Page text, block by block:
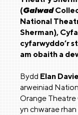
(Galwad
National
Sherman),
cyfarwyddo’r
am obaith a
ByddElan
arweiniad
Orange Theatre
yn chwarae